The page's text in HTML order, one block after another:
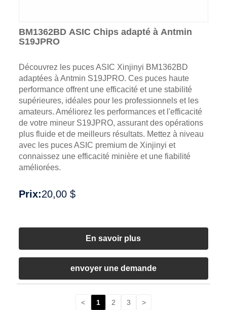
BM1362BD ASIC Chips adapté à Antmin
S19JPRO
Découvrez les puces ASIC Xinjinyi BM1362BD
adaptées à Antmin S19JPRO. Ces puces haute
performance offrent une efficacité et une stabilité
supérieures, idéales pour les professionnels et les
amateurs. Améliorez les performances et l'efficacité
de votre mineur S19JPRO, assurant des opérations
plus fluide et de meilleurs résultats. Mettez à niveau
avec les puces ASIC premium de Xinjinyi et
connaissez une efficacité minière et une fiabilité
améliorées.
Prix:20,00 $
En savoir plus
envoyer une demande
< 1 2 3 >